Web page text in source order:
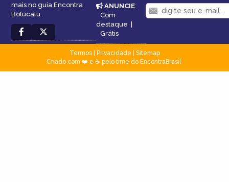
mais no guia Encontra
Botucatu.
ANUNCIE:
Com
destaque |
Grátis
Termos| Privacidade
Sitemap
Criado com ❤️ e ☕ pelo time do EncontraBrasil